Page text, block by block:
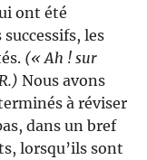
ont été
les
(« Ah ! sur
Nous avons
à réviser
dans un bref
lorsqu’ils sont